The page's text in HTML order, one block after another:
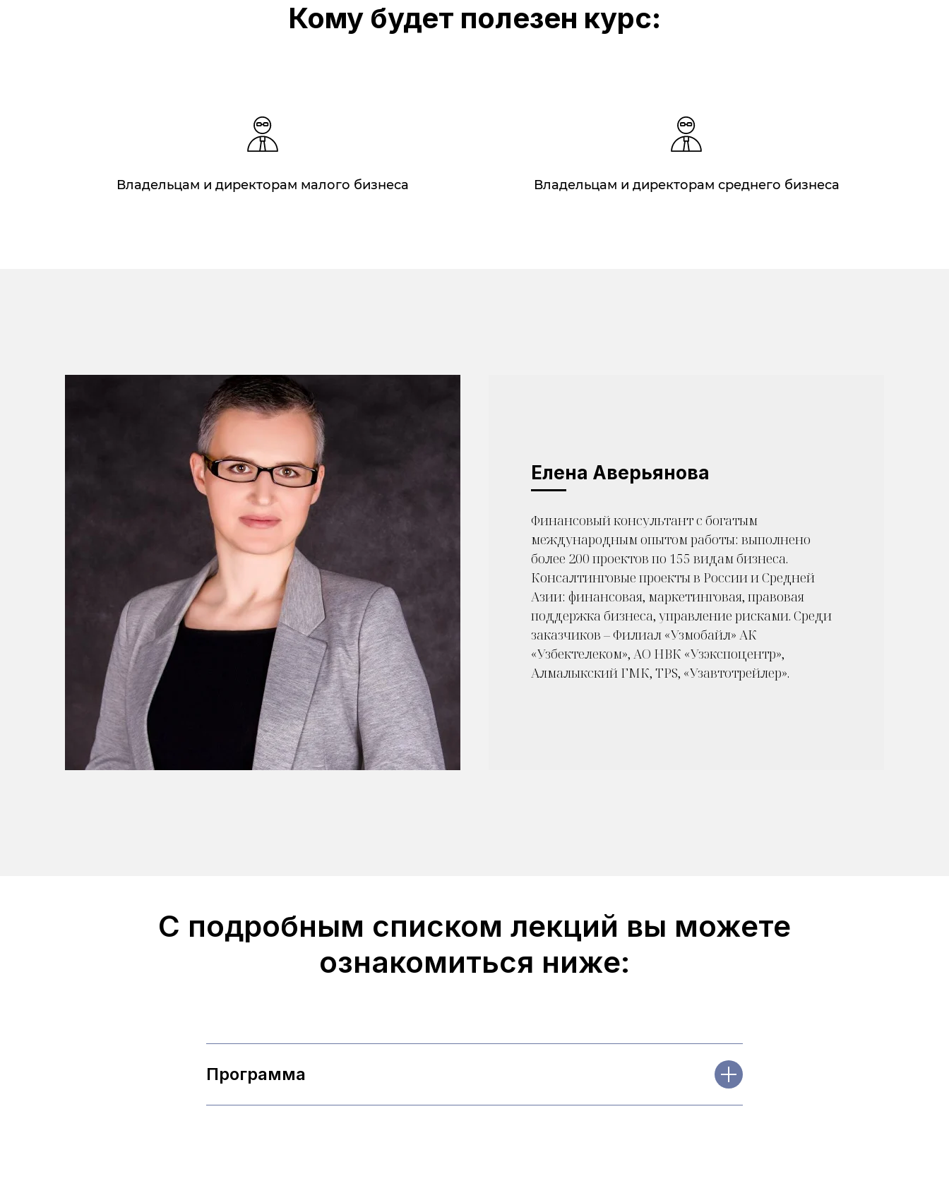
Кому будет полезен курс:
Владельцам и директорам малого бизнеса Владельцам и директорам среднего бизнеса
Елена Аверьянова
Финансовый консультант с богатым
международным опытом работы: выполнено
более 200 проектов по 155 видам бизнеса.
Консалтинговые проекты в России и Средней
Азии: финансовая, маркетинговая, правовая
поддержка бизнеса, управление рисками. Среди
заказчиков – Филиал «Узмобайл» АК
«Узбектелеком», АО НВК «Узэкспоцентр»,
Алмалыкский ГМК, TPS, «Узавтотрейлер».
С подробным списком лекций вы можете
ознакомиться ниже:
Программа